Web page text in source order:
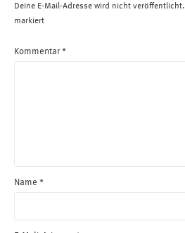
Deine E-Mail-Adresse wird nicht veröffentlicht.
markiert
Kommentar*
Name *